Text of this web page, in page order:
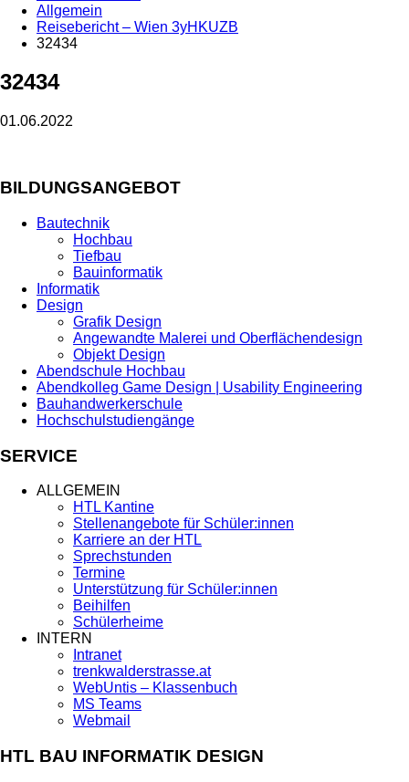
Allgemein
Reisebericht – Wien 3yHKUZB
32434
32434
01.06.2022
BILDUNGSANGEBOT
Bautechnik
Hochbau
Tiefbau
Bauinformatik
Informatik
Design
Grafik Design
Angewandte Malerei und Oberflächendesign
Objekt Design
Abendschule Hochbau
Abendkolleg Game Design | Usability Engineering
Bauhandwerkerschule
Hochschulstudiengänge
SERVICE
ALLGEMEIN
HTL Kantine
Stellenangebote für Schüler:innen
Karriere an der HTL
Sprechstunden
Termine
Unterstützung für Schüler:innen
Beihilfen
Schülerheime
INTERN
Intranet
trenkwalderstrasse.at
WebUntis – Klassenbuch
MS Teams
Webmail
HTL BAU INFORMATIK DESIGN